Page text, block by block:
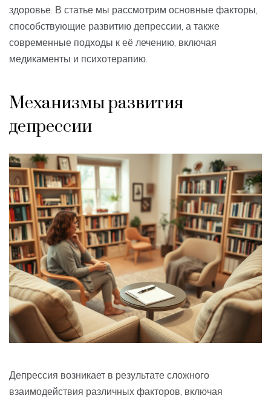
здоровье. В статье мы рассмотрим основные факторы,
способствующие развитию депрессии, а также
современные подходы к её лечению, включая
медикаменты и психотерапию.
Механизмы развития
депрессии
Депрессия возникает в результате сложного
взаимодействия различных факторов, включая